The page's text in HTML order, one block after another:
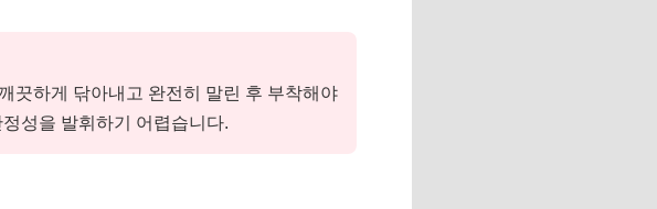
끗하게 닦아내고 완전히 말린 후 부착해야
성을 발휘하기 어렵습니다.